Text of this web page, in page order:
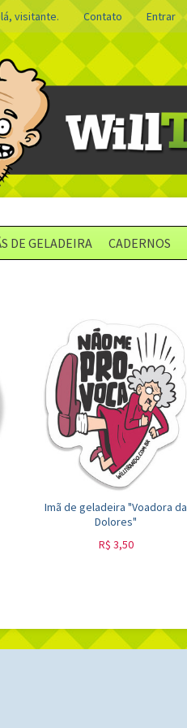
visitante. Contato Entrar
DE GELADEIRA CADERNOS
Imã de geladeira "Voadora da
Dolores"
R$ 3,50